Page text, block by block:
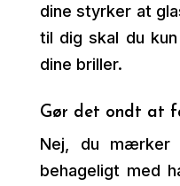
dine styrker at
til dig skal du
dine briller.
Gør det ondt at
Nej, du mærker
behageligt med